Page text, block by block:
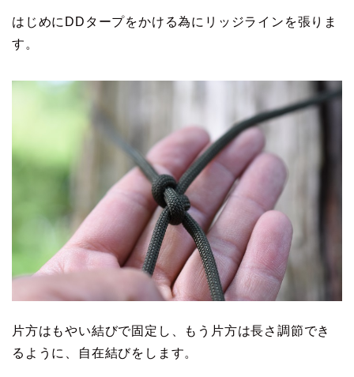
はじめにDDタープをかける為にリッジラインを張りま
す。
片方はもやい結びで固定し、もう片方は長さ調節でき
るように、自在結びをします。